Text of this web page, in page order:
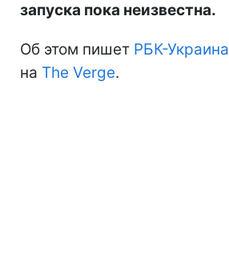
запуска пока неизвестна.
Об этом пишет РБК-Украина
на The Verge.